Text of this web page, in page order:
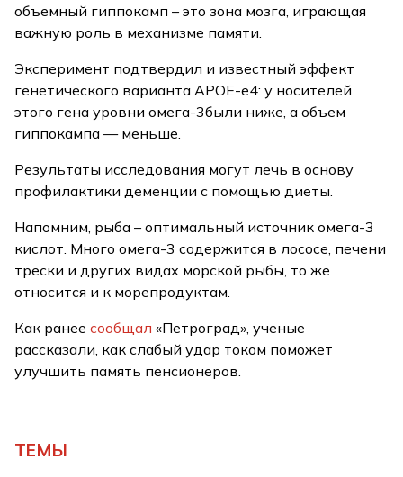
объемный гиппокамп – это зона мозга, играющая
важную роль в механизме памяти.
Эксперимент подтвердил и известный эффект
генетического варианта APOE-e4: у носителей
этого гена уровни омега-3были ниже, а объем
гиппокампа — меньше.
Результаты исследования могут лечь в основу
профилактики деменции с помощью диеты.
Напомним, рыба – оптимальный источник омега-3
кислот. Много омега-3 содержится в лососе, печени
трески и других видах морской рыбы, то же
относится и к морепродуктам.
Как ранеесообщал «Петроград», ученые
рассказали, как слабый удар током поможет
улучшить память пенсионеров.
ТЕМЫ